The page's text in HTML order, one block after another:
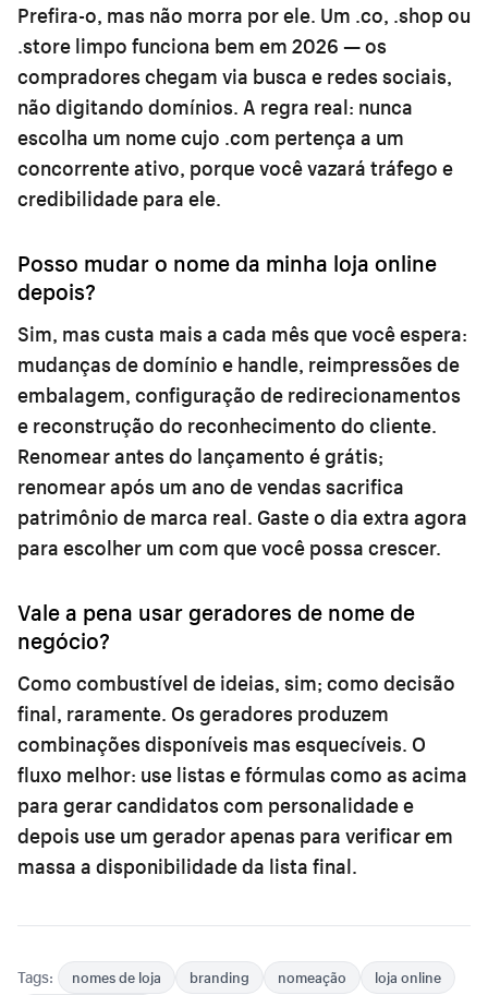
Prefira-o, mas não morra por ele. Um .co, .shop ou
.store limpo funciona bem em 2026 — os
compradores chegam via busca e redes sociais,
não digitando domínios. A regra real: nunca
escolha um nome cujo .com pertença a um
concorrente ativo, porque você vazará tráfego e
credibilidade para ele.
Posso mudar o nome da minha loja online
depois?
Sim, mas custa mais a cada mês que você espera:
mudanças de domínio e handle, reimpressões de
embalagem, configuração de redirecionamentos
e reconstrução do reconhecimento do cliente.
Renomear antes do lançamento é grátis;
renomear após um ano de vendas sacrifica
patrimônio de marca real. Gaste o dia extra agora
para escolher um com que você possa crescer.
Vale a pena usar geradores de nome de
negócio?
Como combustível de ideias, sim; como decisão
final, raramente. Os geradores produzem
combinações disponíveis mas esquecíveis. O
fluxo melhor: use listas e fórmulas como as acima
para gerar candidatos com personalidade e
depois use um gerador apenas para verificar em
massa a disponibilidade da lista final.
Tags: nomes de loja branding nomeação
loja online